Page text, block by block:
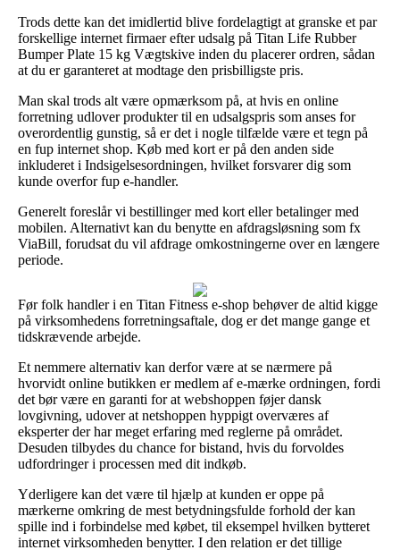
Trods dette kan det imidlertid blive fordelagtigt at granske et par
forskellige internet firmaer efter udsalg på Titan Life Rubber
Bumper Plate 15 kg Vægtskive inden du placerer ordren, sådan
at du er garanteret at modtage den prisbilligste pris.
Man skal trods alt være opmærksom på, at hvis en online
forretning udlover produkter til en udsalgspris som anses for
overordentlig gunstig, så er det i nogle tilfælde være et tegn på
en fup internet shop. Køb med kort er på den anden side
inkluderet i Indsigelsesordningen, hvilket forsvarer dig som
kunde overfor fup e-handler.
Generelt foreslår vi bestillinger med kort eller betalinger med
mobilen. Alternativt kan du benytte en afdragsløsning som fx
ViaBill, forudsat du vil afdrage omkostningerne over en længere
periode.
Før folk handler i en Titan Fitness e-shop behøver de altid kigge
på virksomhedens forretningsaftale, dog er det mange gange et
tidskrævende arbejde.
Et nemmere alternativ kan derfor være at se nærmere på
hvorvidt online butikken er medlem af e-mærke ordningen, fordi
det bør være en garanti for at webshoppen føjer dansk
lovgivning, udover at netshoppen hyppigt overværes af
eksperter der har meget erfaring med reglerne på området.
Desuden tilbydes du chance for bistand, hvis du forvoldes
udfordringer i processen med dit indkøb.
Yderligere kan det være til hjælp at kunden er oppe på
mærkerne omkring de mest betydningsfulde forhold der kan
spille ind i forbindelse med købet, til eksempel hvilken bytteret
internet virksomheden benytter. I den relation er det tillige